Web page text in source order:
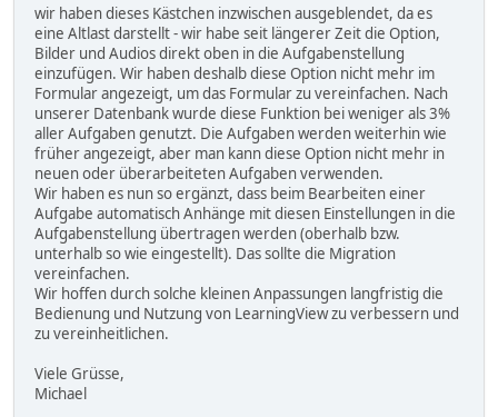
wir haben dieses Kästchen inzwischen ausgeblendet, da es
eine Altlast darstellt - wir habe seit längerer Zeit die Option,
Bilder und Audios direkt oben in die Aufgabenstellung
einzufügen. Wir haben deshalb diese Option nicht mehr im
Formular angezeigt, um das Formular zu vereinfachen. Nach
unserer Datenbank wurde diese Funktion bei weniger als 3%
aller Aufgaben genutzt. Die Aufgaben werden weiterhin wie
früher angezeigt, aber man kann diese Option nicht mehr in
neuen oder überarbeiteten Aufgaben verwenden.
Wir haben es nun so ergänzt, dass beim Bearbeiten einer
Aufgabe automatisch Anhänge mit diesen Einstellungen in die
Aufgabenstellung übertragen werden (oberhalb bzw.
unterhalb so wie eingestellt). Das sollte die Migration
vereinfachen.
Wir hoffen durch solche kleinen Anpassungen langfristig die
Bedienung und Nutzung von LearningView zu verbessern und
zu vereinheitlichen.
Viele Grüsse,
Michael